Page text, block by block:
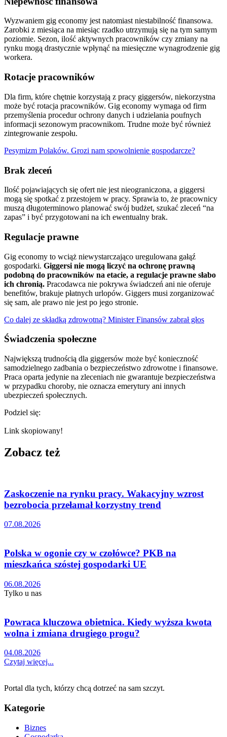
Wyzwaniem gig economy jest natomiast niestabilność finansowa.
Zarobki z miesiąca na miesiąc rzadko utrzymują się na tym samym
poziomie. Sezon, ilość aktywnych pracowników czy zmiany na
rynku mogą drastycznie wpłynąć na miesięczne wynagrodzenie gig
workera.
Rotacje pracowników
Dla firm, które chętnie korzystają z pracy giggersów, niekorzystna
może być rotacja pracowników. Gig economy wymaga od firm
przemyślenia procedur ochrony danych i udzielania poufnych
informacji sezonowym pracownikom. Trudne może być również
zintegrowanie zespołu.
Pesymizm Polaków. Grozi nam spowolnienie gospodarcze?
Brak zleceń
Ilość pojawiających się ofert nie jest nieograniczona, a giggersi
mogą się spotkać z przestojem w pracy. Sprawia to, że pracownicy
muszą długoterminowo planować swój budżet, szukać zleceń “na
zapas” i być przygotowani na ich ewentualny brak.
Regulacje prawne
Gig economy to wciąż niewystarczająco uregulowana gałąź
gospodarki. Giggersi nie mogą liczyć na ochronę prawną
podobną do pracowników na etacie, a regulacje prawne słabo
ich chronią. Pracodawca nie pokrywa świadczeń ani nie oferuje
benefitów, brakuje płatnych urlopów. Giggers musi zorganizować
się sam, ale prawo nie jest po jego stronie.
Co dalej ze składką zdrowotną? Minister Finansów zabrał głos
Świadczenia społeczne
Największą trudnością dla giggersów może być konieczność
samodzielnego zadbania o bezpieczeństwo zdrowotne i finansowe.
Praca oparta jedynie na zleceniach nie gwarantuje bezpieczeństwa
w przypadku choroby, nie oznacza emerytury ani innych
ubezpieczeń społecznych.
Podziel się:
Link skopiowany!
Zobacz też
Zaskoczenie na rynku pracy. Wakacyjny wzrost
bezrobocia przełamał korzystny trend
07.08.2026
Polska w ogonie czy w czołówce? PKB na
mieszkańca szóstej gospodarki UE
06.08.2026
Tylko u nas
Powraca kluczowa obietnica. Kiedy wyższa kwota
wolna i zmiana drugiego progu?
04.08.2026
Czytaj więcej...
Portal dla tych, którzy chcą dotrzeć na sam szczyt.
Kategorie
Biznes